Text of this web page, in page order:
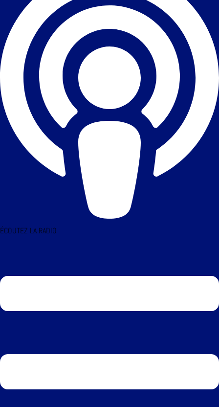
ÉCOUTEZ LA RADIO